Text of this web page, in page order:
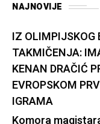
NAJNOVIJE
IZ OLIMPIJSKOG
TAKMIČENJA:
KENAN DRAČIĆ
EVROPSKOM
IGRAMA